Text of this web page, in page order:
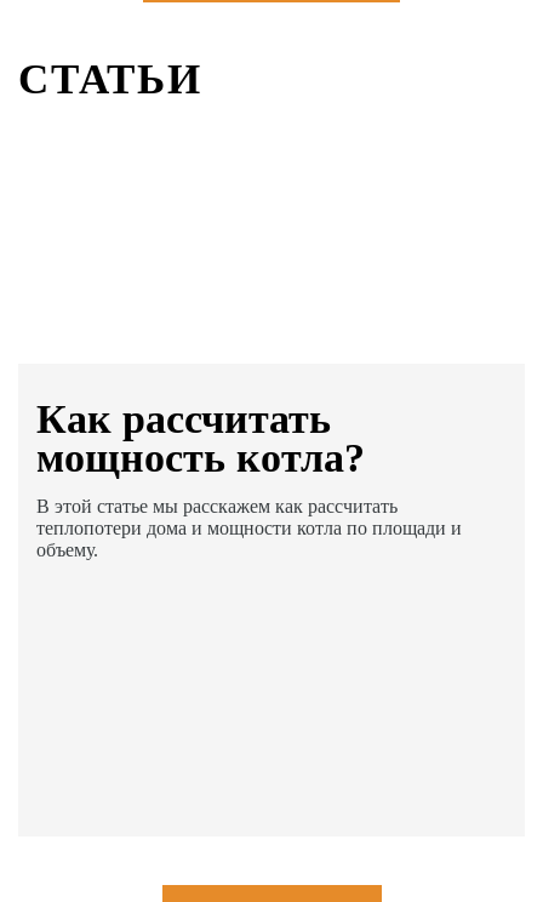
СТАТЬИ
Как раcсчитать
мощность котла?
В этой статье мы расскажем как рассчитать
теплопотери дома и мощности котла по площади и
объему.